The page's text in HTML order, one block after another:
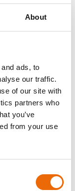
About
ads, to
our traffic.
of our site with
partners who
you’ve
from your use